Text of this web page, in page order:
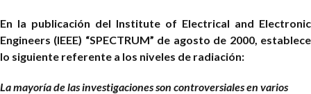
En la publicación del Institute of Electrical and Electronic
Engineers (IEEE) “SPECTRUM” de agosto de 2000, establece
lo siguiente referente a los niveles de radiación:
La mayoría de las investigaciones son controversiales en varios